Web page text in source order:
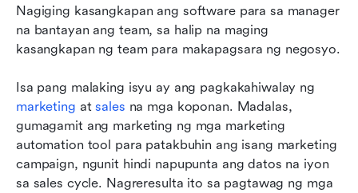
Nagiging kasangkapan ang software para sa manager
na bantayan ang team, sa halip na maging
kasangkapan ng team para makapagsara ng negosyo.
marketing at sales na mga koponan. Madalas,
gumagamit ang marketing ng mga marketing
automation tool para patakbuhin ang isang marketing
campaign, ngunit hindi napupunta ang datos na iyon
sa sales cycle. Nagreresulta ito sa pagtawag ng mga